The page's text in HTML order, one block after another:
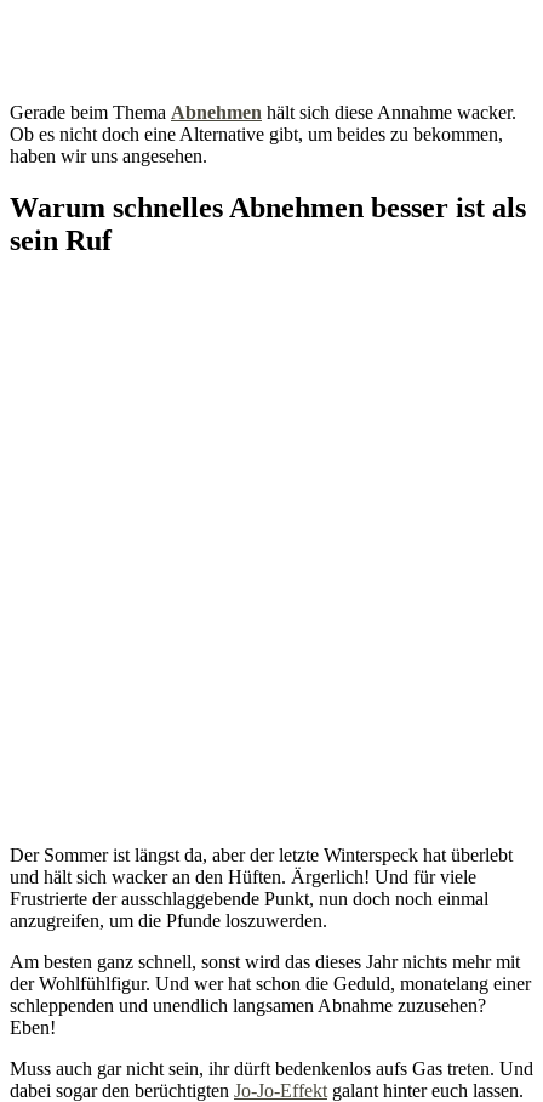
Gerade beim Thema Abnehmen hält sich diese Annahme wacker.
Ob es nicht doch eine Alternative gibt, um beides zu bekommen,
haben wir uns angesehen.
Warum schnelles Abnehmen besser ist als
sein Ruf
Der Sommer ist längst da, aber der letzte Winterspeck hat überlebt
und hält sich wacker an den Hüften. Ärgerlich! Und für viele
Frustrierte der ausschlaggebende Punkt, nun doch noch einmal
anzugreifen, um die Pfunde loszuwerden.
Am besten ganz schnell, sonst wird das dieses Jahr nichts mehr mit
der Wohlfühlfigur. Und wer hat schon die Geduld, monatelang einer
schleppenden und unendlich langsamen Abnahme zuzusehen?
Eben!
Muss auch gar nicht sein, ihr dürft bedenkenlos aufs Gas treten. Und
dabei sogar den berüchtigten Jo-Jo-Effekt galant hinter euch lassen.